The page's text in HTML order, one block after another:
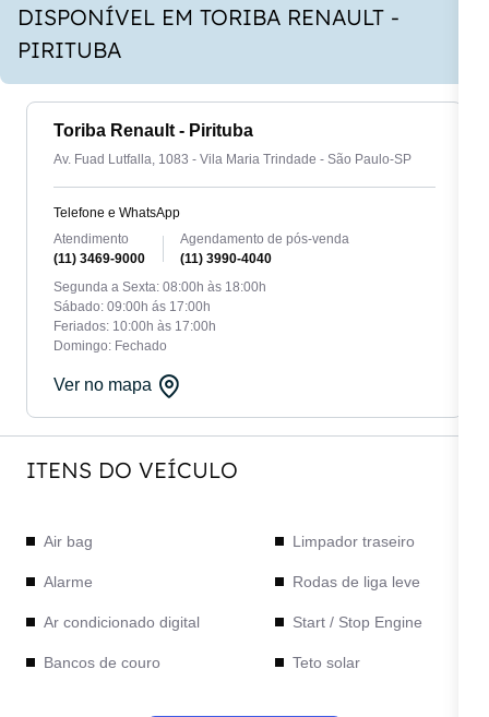
DISPONÍVEL EM TORIBA RENAULT -
PIRITUBA
Toriba Renault - Pirituba
Av. Fuad Lutfalla, 1083 - Vila Maria Trindade - São Paulo-SP
Telefone e WhatsApp
Atendimento
(11) 3469-9000
Agendamento de pós-venda
(11) 3990-4040
Segunda a Sexta: 08:00h às 18:00h
Sábado: 09:00h ás 17:00h
Feriados: 10:00h às 17:00h
Domingo: Fechado
Ver no mapa
ITENS DO VEÍCULO
Air bag
Alarme
Ar condicionado digital
Bancos de couro
Limpador traseiro
Rodas de liga leve
Start / Stop Engine
Teto solar